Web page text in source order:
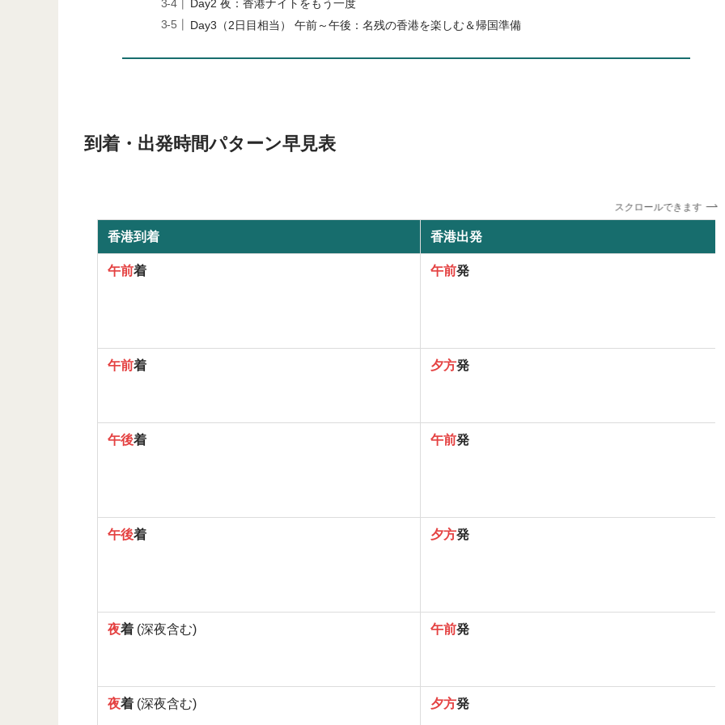
Day2 夜：香港ナイトをもう一度
Day3（2日目相当） 午前～午後：名残の香港を楽しむ＆帰国準備
到着・出発時間パターン早見表
スクロールできます
香港到着 香港出発
午前着 午前発
午前着 夕方発
午後着 午前発
午後着 夕方発
夜着 (深夜含む) 午前発
夜着 (深夜含む) 夕方発